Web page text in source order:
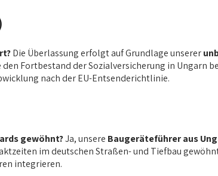
Die Überlassung erfolgt auf Grundlage unserer
Fortbestand der Sozialversicherung in Ungarn
nach der EU-Entsenderichtlinie.
gewöhnt?Ja, unsere Baugeräteführer aus
im deutschen Straßen- und Tiefbau
integrieren.